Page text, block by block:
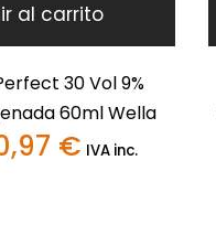
al carrito
30 Vol 9%
60ml Wella
€ElIVA inc.